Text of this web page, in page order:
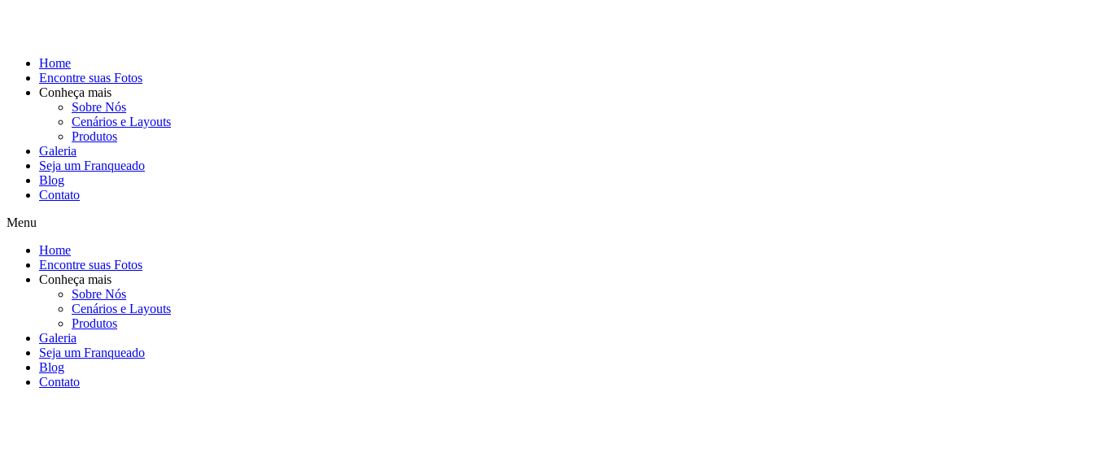
Home
Encontre suas Fotos
Conheça mais
Sobre Nós
Cenários e Layouts
Produtos
Galeria
Seja um Franqueado
Blog
Contato
Menu
Home
Encontre suas Fotos
Conheça mais
Sobre Nós
Cenários e Layouts
Produtos
Galeria
Seja um Franqueado
Blog
Contato